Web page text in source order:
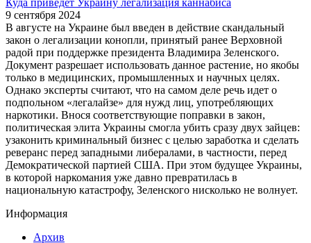
9 сентября 2024
В августе на Украине был введен в действие скандальный
закон о легализации конопли, принятый ранее Верховной
радой при поддержке президента Владимира Зеленского.
Документ разрешает использовать данное растение, но якобы
только в медицинских, промышленных и научных целях.
Однако эксперты считают, что на самом деле речь идет о
подпольном «легалайзе» для нужд лиц, употребляющих
наркотики. Внося соответствующие поправки в закон,
политическая элита Украины смогла убить сразу двух зайцев:
узаконить криминальный бизнес с целью заработка и сделать
реверанс перед западными либералами, в частности, перед
Демократической партией США. При этом будущее Украины,
в которой наркомания уже давно превратилась в
национальную катастрофу, Зеленского нисколько не волнует.
Информация
Архив